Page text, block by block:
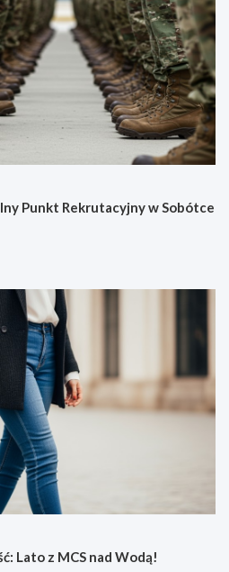
Punkt Rekrutacyjny w Sobótce
Lato z MCS nad Wodą!